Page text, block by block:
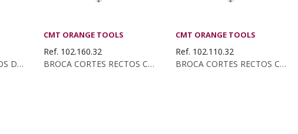
BROCA CORTES RECTOS DX/SX KSS D:10X28 S:10X40 Z4
CMT ORANGE TOOLS
Ref. 102.160.32
BROCA CORTES RECTOS C/ROMP. KSS D:16 Z2...
CMT ORANGE TOOLS
Ref. 102.110.32
BROCA CORTES RECTOS C/ROMP. KSS D:11 Z2...